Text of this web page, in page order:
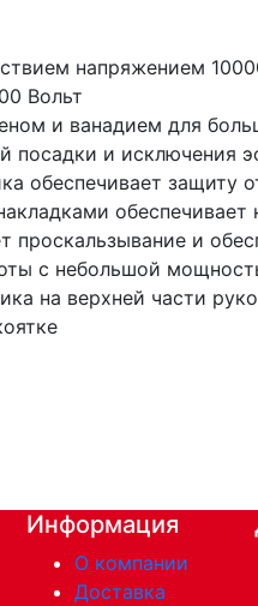
напряжением
Вольт
и ванадием для
посадки и исключения
обеспечивает защиту
проскальзывание и
с небольшой
на верхней части
Информация
О компании
Доставка